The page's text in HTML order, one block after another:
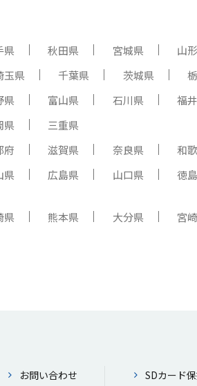
県 秋田県 宮城県 山
玉県
千葉県 茨城県
県
富山県 石川県
福
県
三重県
府
滋賀県 奈良県
和
県
広島県 山口県 徳
県 熊本県 大分県 宮
お問い合わせ SDカード